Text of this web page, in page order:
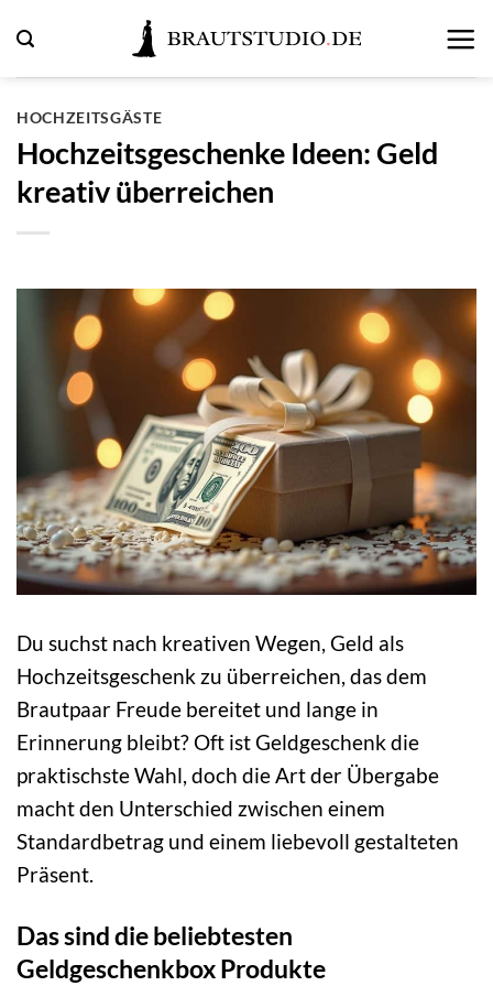
Inhalt
springen
HOCHZEITSGÄSTE
Hochzeitsgeschenke Ideen: Geld
kreativ überreichen
Du suchst nach kreativen Wegen, Geld als
Hochzeitsgeschenk zu überreichen, das dem
Brautpaar Freude bereitet und lange in
Erinnerung bleibt? Oft ist Geldgeschenk die
praktischste Wahl, doch die Art der Übergabe
macht den Unterschied zwischen einem
Standardbetrag und einem liebevoll gestalteten
Präsent.
Das sind die beliebtesten
Geldgeschenkbox Produkte